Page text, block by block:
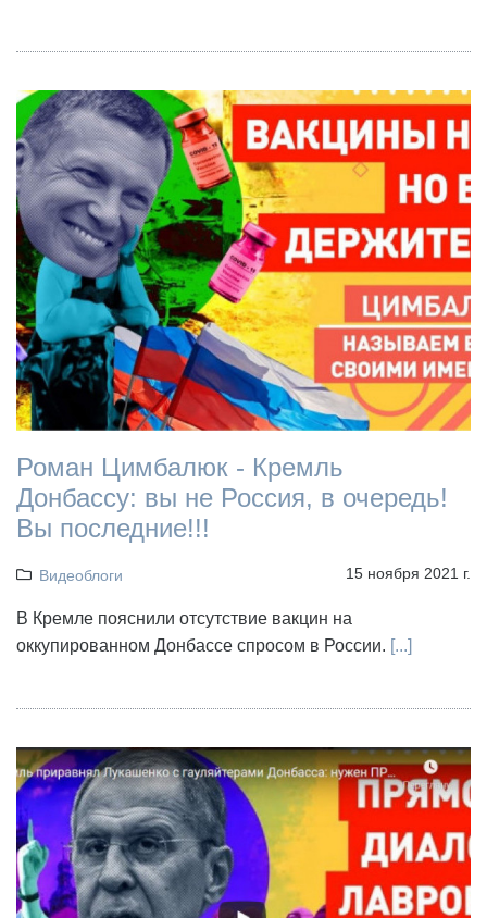
Роман Цимбалюк - Кремль
Донбассу: вы не Россия, в очередь!
Вы последние!!!
Видеоблоги 15 ноября 2021 г.
В Кремле пояснили отсутствие вакцин на
оккупированном Донбассе спросом в России. [...]